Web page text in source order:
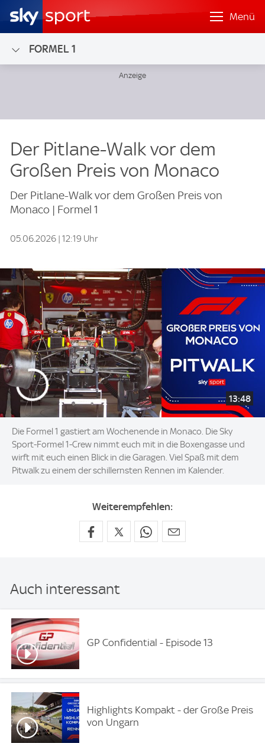
Menü
FORMEL 1
Der Pitlane-Walk vor dem
Großen Preis von Monaco
Der Pitlane-Walk vor dem Großen Preis von
Monaco | Formel 1
05.06.2026 | 12:19 Uhr
13:48
Die Formel 1 gastiert am Wochenende in Monaco. Die Sky
Sport-Formel 1-Crew nimmt euch mit in die Boxengasse und
wirft mit euch einen Blick in die Garagen. Viel Spaß mit dem
Pitwalk zu einem der schillernsten Rennen im Kalender.
Weiterempfehlen:
Auch interessant
GP Confidential - Episode 13
Highlights Kompakt - der Große Preis
von Ungarn